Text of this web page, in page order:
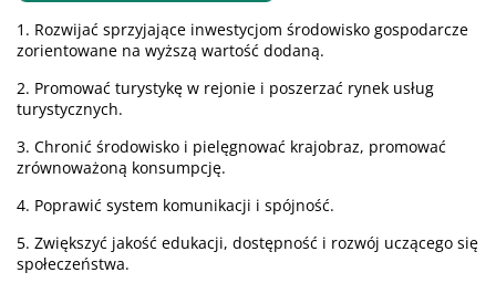
1. Rozwijać sprzyjające inwestycjom środowisko gospodarcze
zorientowane na wyższą wartość dodaną.
2. Promować turystykę w rejonie i poszerzać rynek usług
turystycznych.
3. Chronić środowisko i pielęgnować krajobraz, promować
zrównoważoną konsumpcję.
4. Poprawić system komunikacji i spójność.
5. Zwiększyć jakość edukacji, dostępność i rozwój uczącego się
społeczeństwa.